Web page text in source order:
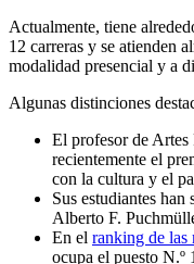
Actualmente, tiene
12 carreras y se atienden
modalidad presencial y a
Algunas distinciones
El profesor de Artes
recientemente el
con la cultura y el
Sus estudiantes
Alberto F.
En el ranking de las
ocupa el puesto N.º